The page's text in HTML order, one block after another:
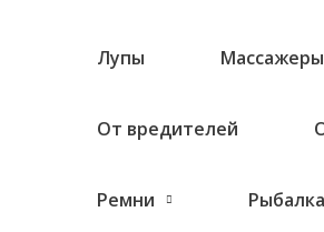
Лупы Массажеры
От вредителей
Ремни Рыбалка